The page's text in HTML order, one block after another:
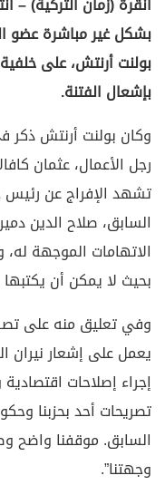
بشكل غير مباشرة عضو
بولنت أرنتش، على
بإشعال الفتنة.
وكان بولنت أرنتش ذكر
رجل الأعمال، عثمان
تشهد الإفراج عن
السابق، صلاح الدين
الاتهامات الموجهة
بحيث لا يمكن أن
وفي تعليق منه على
يعمل على إشعار نيران
إجراء إصلاحات
تصريحات أحد بحزبنا
السابق. موقفنا واضح
وجهتنا”.